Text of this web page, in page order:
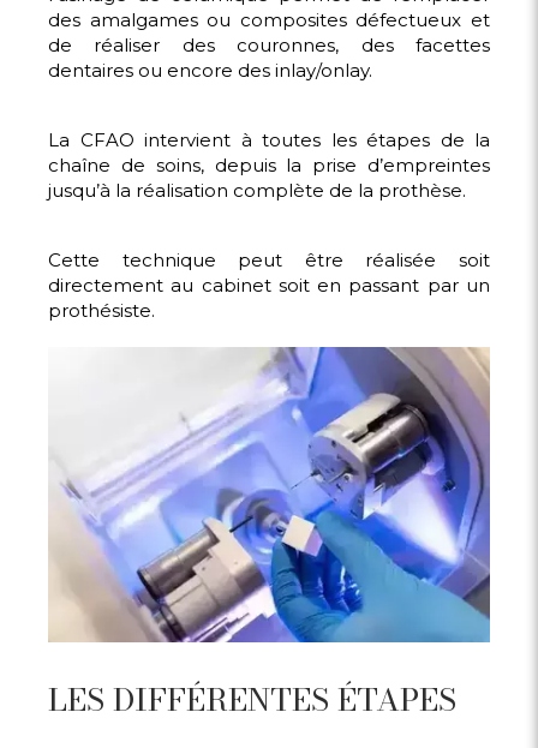
des amalgames ou composites défectueux et
de réaliser des couronnes, des facettes
dentaires ou encore des inlay/onlay.
La CFAO intervient à toutes les étapes de la
chaîne de soins, depuis la prise d’empreintes
jusqu’à la réalisation complète de la prothèse.
Cette technique peut être réalisée soit
directement au cabinet soit en passant par un
prothésiste.
LES DIFFÉRENTES ÉTAPES